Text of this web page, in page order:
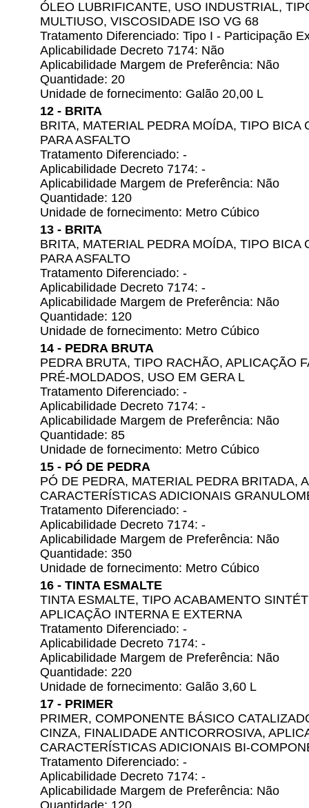
ÓLEO LUBRIFICANTE, USO INDUSTRIAL,
MULTIUSO, VISCOSIDADE ISO VG 68
Tratamento Diferenciado: Tipo I - Participação
Aplicabilidade Decreto 7174: Não
Aplicabilidade Margem de Preferência: Não
Quantidade: 20
Unidade de fornecimento: Galão 20,00 L
12 - BRITA
BRITA, MATERIAL PEDRA MOÍDA, TIPO BICA
PARA ASFALTO
Tratamento Diferenciado: -
Aplicabilidade Decreto 7174: -
Aplicabilidade Margem de Preferência: Não
Quantidade: 120
Unidade de fornecimento: Metro Cúbico
13 - BRITA
BRITA, MATERIAL PEDRA MOÍDA, TIPO BICA
PARA ASFALTO
Tratamento Diferenciado: -
Aplicabilidade Decreto 7174: -
Aplicabilidade Margem de Preferência: Não
Quantidade: 120
Unidade de fornecimento: Metro Cúbico
14 - PEDRA BRUTA
PEDRA BRUTA, TIPO RACHÃO, APLICAÇÃO
PRÉ-MOLDADOS, USO EM GERA L
Tratamento Diferenciado: -
Aplicabilidade Decreto 7174: -
Aplicabilidade Margem de Preferência: Não
Quantidade: 85
Unidade de fornecimento: Metro Cúbico
15 - PÓ DE PEDRA
PÓ DE PEDRA, MATERIAL PEDRA BRITADA,
CARACTERÍSTICAS ADICIONAIS
Tratamento Diferenciado: -
Aplicabilidade Decreto 7174: -
Aplicabilidade Margem de Preferência: Não
Quantidade: 350
Unidade de fornecimento: Metro Cúbico
16 - TINTA ESMALTE
TINTA ESMALTE, TIPO ACABAMENTO
APLICAÇÃO INTERNA E EXTERNA
Tratamento Diferenciado: -
Aplicabilidade Decreto 7174: -
Aplicabilidade Margem de Preferência: Não
Quantidade: 220
Unidade de fornecimento: Galão 3,60 L
17 - PRIMER
PRIMER, COMPONENTE BÁSICO
CINZA, FINALIDADE ANTICORROSIVA,
CARACTERÍSTICAS ADICIONAIS BI-
Tratamento Diferenciado: -
Aplicabilidade Decreto 7174: -
Aplicabilidade Margem de Preferência: Não
Quantidade: 120